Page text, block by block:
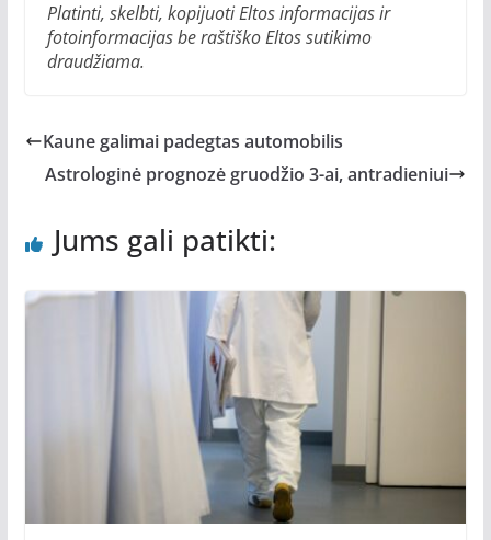
Platinti, skelbti, kopijuoti Eltos informacijas ir
fotoinformacijas be raštiško Eltos sutikimo
draudžiama.
Kaune galimai padegtas automobilis
Astrologinė prognozė gruodžio 3-ai, antradieniui
Jums gali patikti: